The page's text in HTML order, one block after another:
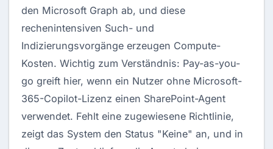
den Microsoft Graph ab, und diese
rechenintensiven Such- und
Indizierungsvorgänge erzeugen Compute-
Kosten. Wichtig zum Verständnis: Pay-as-you-
go greift hier, wenn ein Nutzer ohne Microsoft-
365-Copilot-Lizenz einen SharePoint-Agent
verwendet. Fehlt eine zugewiesene Richtlinie,
zeigt das System den Status "Keine" an, und in